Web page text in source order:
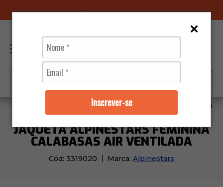
Inscrever-se
Feminino Jaqueta Alpinestars Feminina
JAQUETA ALPINESTARS FEMININA
CALABASAS AIR VENTILADA
Cód: 3319020 Marca: Alpinestars